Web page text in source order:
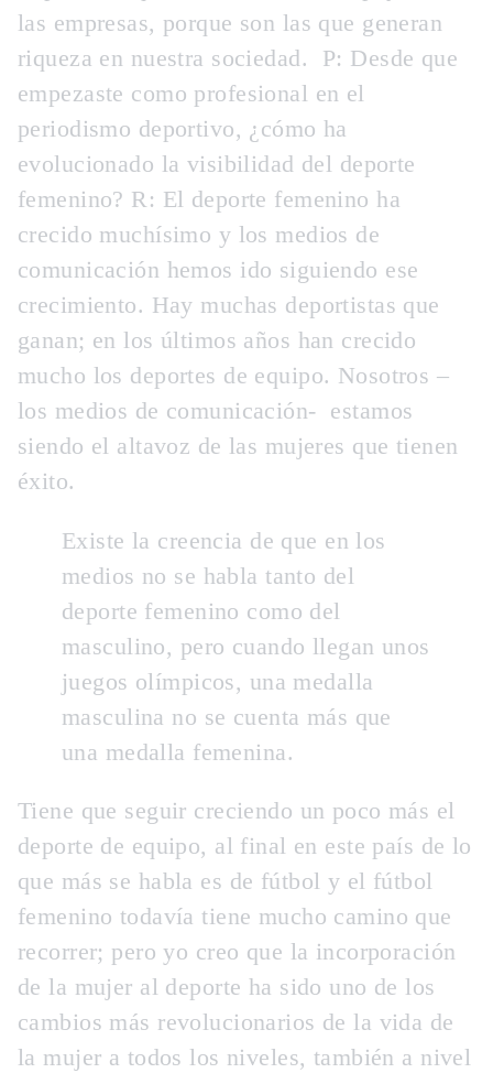
las empresas, porque son las que generan
riqueza en nuestra sociedad.
P: Desde que
empezaste como profesional en el
periodismo deportivo, ¿cómo ha
evolucionado la visibilidad del deporte
femenino? R: El deporte femenino ha
crecido muchísimo y los medios de
comunicación hemos ido siguiendo ese
crecimiento. Hay muchas deportistas que
ganan; en los últimos años han crecido
mucho los deportes de equipo. Nosotros –
los medios de comunicación- estamos
siendo el altavoz de las mujeres que tienen
éxito.
Existe la creencia de que en los
medios no se habla tanto del
deporte femenino como del
masculino, pero cuando llegan unos
juegos olímpicos, una medalla
masculina no se cuenta más que
una medalla femenina.
Tiene que seguir creciendo un poco más el
deporte de equipo, al final en este país de lo
que más se habla es de fútbol y el fútbol
femenino todavía tiene mucho camino que
recorrer; pero yo creo que la incorporación
de la mujer al deporte ha sido uno de los
cambios más revolucionarios de la vida de
la mujer a todos los niveles, también a nivel